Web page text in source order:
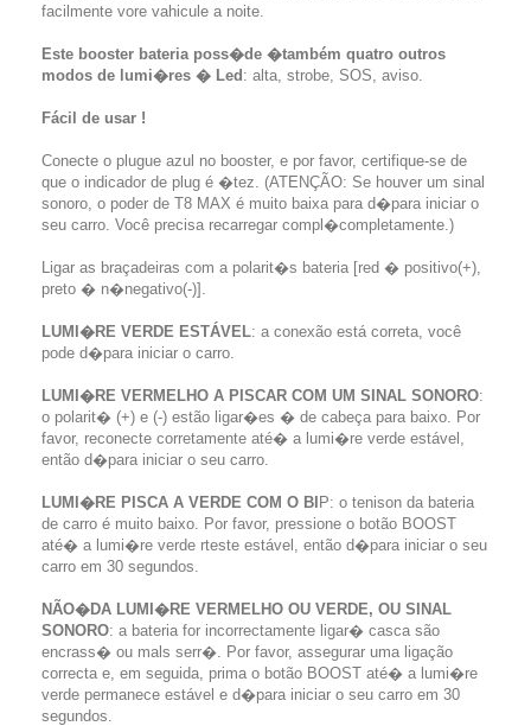
facilmente vore vahicule a noite.
Este booster bateria poss�de �também quatro outros
modos de lumi�res � Led : alta, strobe, SOS, aviso.
Fácil de usar !
Conecte o plugue azul no booster, e por favor, certifique-se de
que o indicador de plug é �tez. (ATENÇÃO: Se houver um sinal
sonoro, o poder de T8 MAX é muito baixa para d�para iniciar o
seu carro. Você precisa recarregar compl�completamente.)
Ligar as braçadeiras com a polarit�s bateria [red � positivo(+),
preto � n�negativo(-)].
LUMI�RE VERDE ESTÁVEL: a conexão está correta, você
pode d�para iniciar o carro.
LUMI�RE VERMELHO A PISCAR COM UM SINAL SONORO:
o polarit� (+) e (-) estão ligar�es � de cabeça para baixo. Por
favor, reconecte corretamente até� a lumi�re verde estável,
então d�para iniciar o seu carro.
LUMI�RE PISCA A VERDE COM O BI P: o tenison da bateria
de carro é muito baixo. Por favor, pressione o botão BOOST
até� a lumi�re verde rteste estável, então d�para iniciar o seu
carro em 30 segundos.
NÃO�DA LUMI�RE VERMELHO OU VERDE, OU SINAL
SONORO: a bateria for incorrectamente ligar� casca são
encrass� ou mals serr�. Por favor, assegurar uma ligação
correcta e, em seguida, prima o botão BOOST até� a lumi�re
verde permanece estável e d�para iniciar o seu carro em 30
segundos.